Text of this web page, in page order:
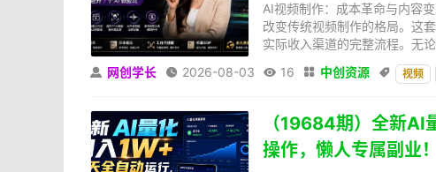
AI视频制作：成本革命与内容
改变传统视频制作的格局。这
实际收入渠道的完整流程。无
 网创学长  2026-08-03  16  中创资源  视频
（19684期）全新AI
操作，懒人专属副业！